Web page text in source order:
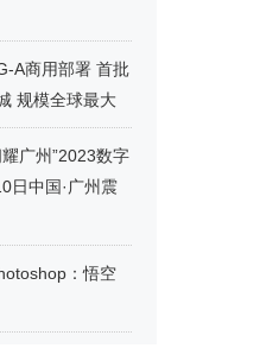
A商用部署 首批
规模全球最大
广州”2023数字
日中国·广州震
：悟空